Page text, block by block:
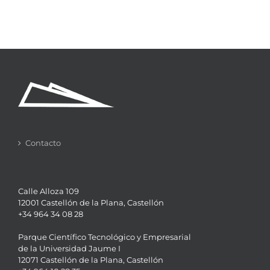
Contacto
Calle Alloza 109
12001 Castellón de la Plana, Castellón
+34 964 34 08 28
Parque Científico Tecnológico y Empresarial
de la Universidad Jaume I
12071 Castellón de la Plana, Castellón